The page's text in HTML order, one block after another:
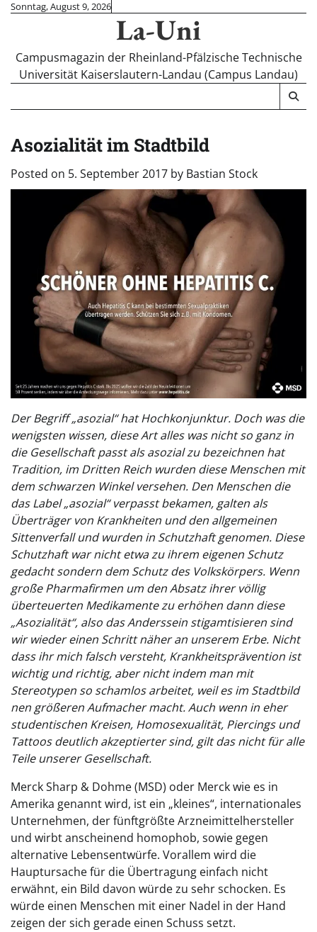
SkipSonntag, August 9, 2026
La-Uni
Campusmagazin der Rheinland-Pfälzische Technische
Universität Kaiserslautern-Landau (Campus Landau)
Asozialität im Stadtbild
Posted on 5. September 2017 by Bastian Stock
Der Begriff „asozial“ hat Hochkonjunktur. Doch was die
wenigsten wissen, diese Art alles was nicht so ganz in
die Gesellschaft passt als asozial zu bezeichnen hat
Tradition, im Dritten Reich wurden diese Menschen mit
dem schwarzen Winkel versehen. Den Menschen die
das Label „asozial“ verpasst bekamen, galten als
Überträger von Krankheiten und den allgemeinen
Sittenverfall und wurden in Schutzhaft genomen. Diese
Schutzhaft war nicht etwa zu ihrem eigenen Schutz
gedacht sondern dem Schutz des Volkskörpers. Wenn
große Pharmafirmen um den Absatz ihrer völlig
überteuerten Medikamente zu erhöhen dann diese
„Asozialität“, also das Anderssein stigamtisieren sind
wir wieder einen Schritt näher an unserem Erbe. Nicht
dass ihr mich falsch versteht, Krankheitsprävention ist
wichtig und richtig, aber nicht indem man mit
Stereotypen so schamlos arbeitet, weil es im Stadtbild
nen größeren Aufmacher macht. Auch wenn in eher
studentischen Kreisen, Homosexualität, Piercings und
Tattoos deutlich akzeptierter sind, gilt das nicht für alle
Teile unserer Gesellschaft.
Merck Sharp & Dohme (MSD) oder Merck wie es in
Amerika genannt wird, ist ein „kleines“, internationales
Unternehmen, der fünftgrößte Arzneimittelhersteller
und wirbt anscheinend homophob, sowie gegen
alternative Lebensentwürfe. Vorallem wird die
Hauptursache für die Übertragung einfach nicht
erwähnt, ein Bild davon würde zu sehr schocken. Es
würde einen Menschen mit einer Nadel in der Hand
zeigen der sich gerade einen Schuss setzt.